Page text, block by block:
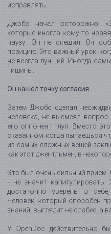
исправлять.
Джобс начал осторожно:
которые иногда кому-то
паузу. Он не спешил. Он
позицию. Это важный урок:
не всегда лучший. Иногда
тишины.
Он нашёл точку согласия
Затем Джобс сделал
человека, не высмеял
его оппонент глуп. Вместо
сказанном: когда пытаешься
из самых сложных вещей
как этот джентльмен, в
Это был очень сильный приём.
- не значит
достаточно уверены в
Человек, который способен
знаний, выглядит не слабее, а
У OpenDoc действительно